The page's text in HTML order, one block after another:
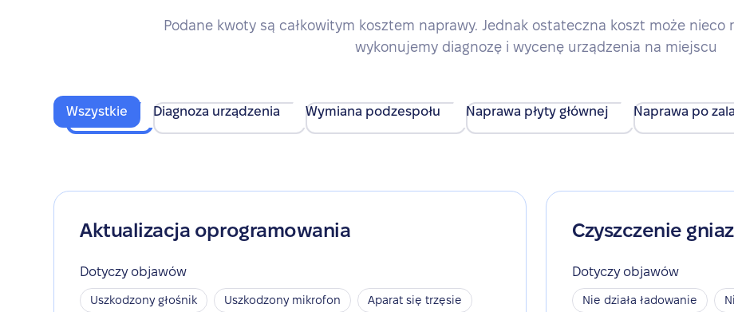
Podane kwoty są całkowitym kosztem naprawy. Jednak ostateczna koszt może nieco
wykonujemy diagnozę i wycenę urządzenia na miejscu
Wszystkie Diagnoza urządzenia Wymiana podzespołu Naprawa płyty głównej Naprawa po
Aktualizacja oprogramowania
Dotyczy objawów
Uszkodzony głośnik Uszkodzony mikrofon
Aparat się trzęsie
Czyszczenie
Dotyczy objawów
Nie działa ładowanie